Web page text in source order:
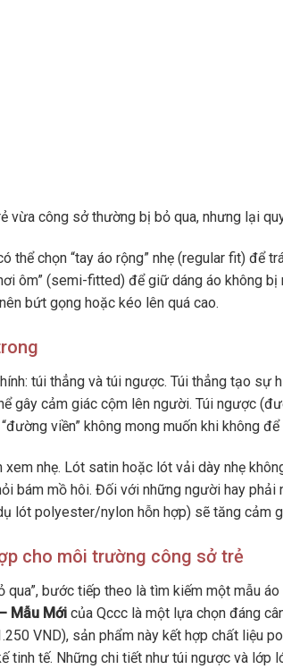
vừa công sở thường bị bỏ qua, nhưng lại
thể chọn “tay áo rộng” nhẹ (regular fit) để
ôm” (semi-fitted) để giữ dáng áo không
bứt gọng hoặc kéo lên quá cao.
túi thẳng và túi ngược. Túi thẳng tạo sự
gây cảm giác cộm lên người. Túi ngược
viền” không mong muốn khi không để
nhẹ. Lót satin hoặc lót vải dày nhẹ
bám mồ hôi. Đối với những người hay
lót polyester/nylon hỗn hợp) sẽ tăng cảm
cho môi trường công sở trẻ
qua”, bước tiếp theo là tìm kiếm một mẫu
Mẫu Mới của Qccc là một lựa chọn đáng
VND), sản phẩm này kết hợp chất liệu
tinh tế. Những chi tiết như túi ngược và lớp